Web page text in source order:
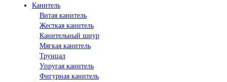
Канитель
Витая канитель
Жесткая канитель
Канительный шнур
Мягкая канитель
Трунцал
Упругая канитель
Фигурная канитель